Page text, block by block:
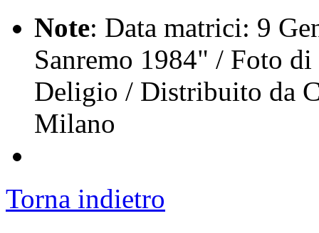
Note: Data matrici: 9
Sanremo 1984" / Foto
Deligio / Distribuito da
Milano
Torna indietro